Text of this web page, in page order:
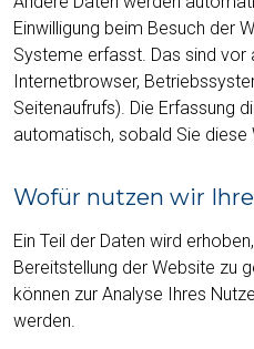
Einwilligung beim Besuch der
Systeme erfasst. Das sind vor
Internetbrowser,
Seitenaufrufs). Die Erfassung
automatisch, sobald Sie diese
Wofür nutzen wir
Ein Teil der Daten wird
Bereitstellung der Website zu
können zur Analyse Ihres
werden.